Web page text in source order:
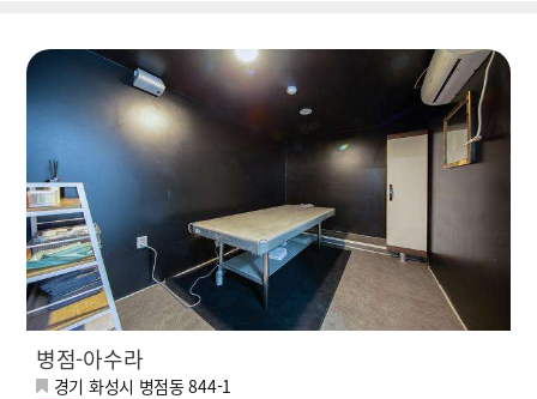
병점-아수라
경기 화성시 병점동 844-1